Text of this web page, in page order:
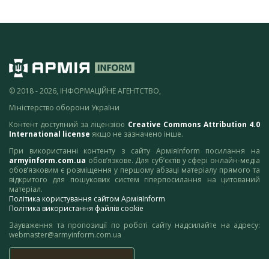
© 2018 - 2026, ІНФОРМАЦІЙНЕ АГЕНТСТВО,
Міністерство оборони України
Контент доступний за ліцензією Creative Commons Attribution 4.0
International license якщо не зазначено інше.
При використанні контенту з сайту АрміяInform посилання на
armyinform.com.ua обов’язкове. Для суб’єктів у сфері онлайн-медіа
обов’язковим є розміщення у першому абзаці матеріалу прямого та
відкритого для пошукових систем гіперпосилання на цитований
матеріал.
Політика користування сайтом АрміяInform
Політика використання файлів cookie
Зауваження та пропозиції по роботі сайту надсилайте на адресу:
webmaster@armyinform.com.ua